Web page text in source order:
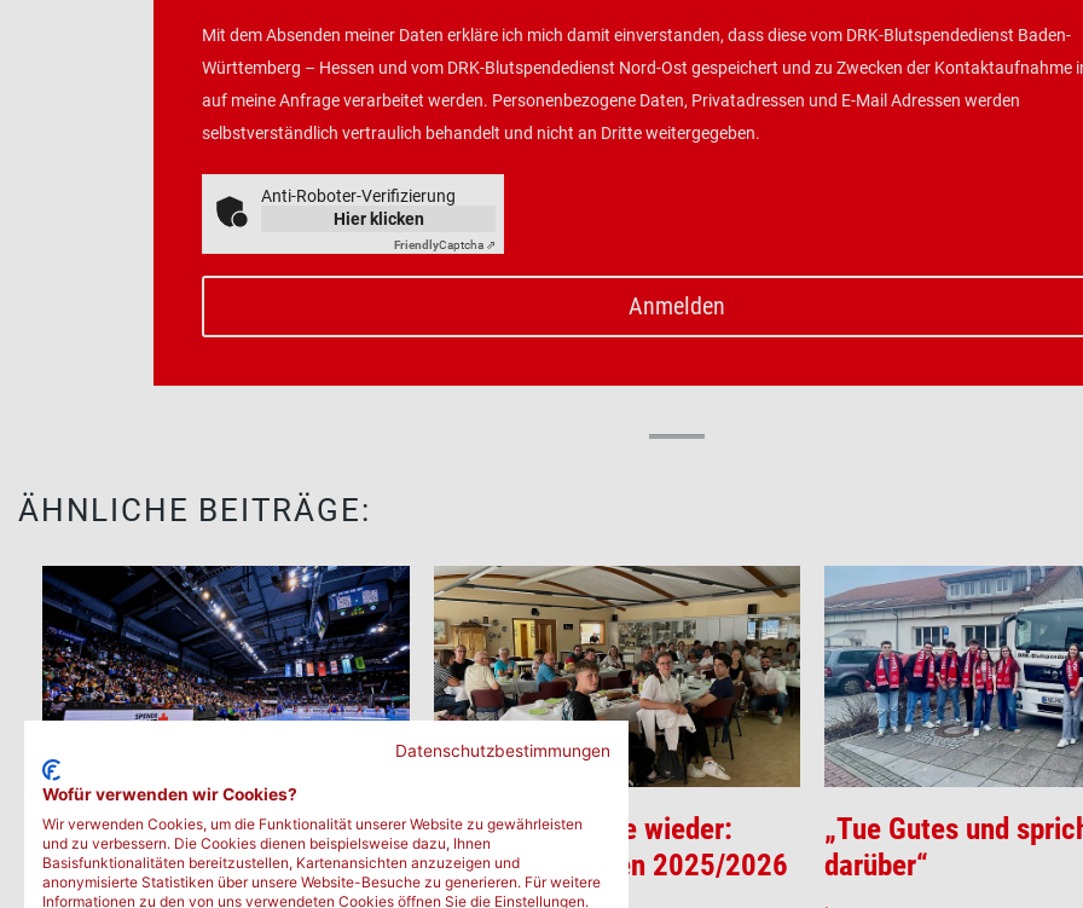
Mit dem Absenden meiner Daten erkläre ich mich damit einverstanden, dass diese vom DRK-Blutspendedienst Baden-
Württemberg – Hessen und vom DRK-Blutspendedienst Nord-Ost gespeichert und zu Zwecken der Kontaktaufnahme
auf meine Anfrage verarbeitet werden. Personenbezogene Daten, Privatadressen und E-Mail Adressen werden
selbstverständlich vertraulich behandelt und nicht an Dritte weitergegeben.
Anti-Roboter-Verifizierung
Hier klicken
FriendlyCaptcha ⇗
ÄHNLICHE BEITRÄGE:
Sport und Blutspende
verbinden Menschen
Alle (zwei) Jahre wieder:
Helferschulungen 2025/2026
„Tue Gutes und
darüber“
Datenschutzbestimmungen
Wofür verwenden wir Cookies?
Wir verwenden Cookies, um die Funktionalität unserer Website zu gewährleisten
und zu verbessern. Die Cookies dienen beispielsweise dazu, Ihnen
Basisfunktionalitäten bereitzustellen, Kartenansichten anzuzeigen und
anonymisierte Statistiken über unsere Website-Besuche zu generieren. Für weitere
Informationen zu den von uns verwendeten Cookies öffnen Sie die Einstellungen.